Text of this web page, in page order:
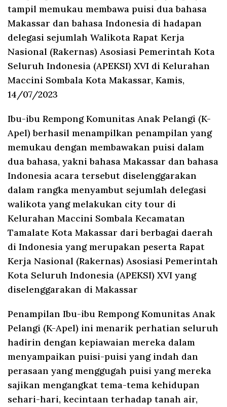
tampil memukau membawa puisi dua bahasa
Makassar dan bahasa Indonesia di hadapan
delegasi sejumlah Walikota Rapat Kerja
Nasional (Rakernas) Asosiasi Pemerintah Kota
Seluruh Indonesia (APEKSI) XVI di Kelurahan
Maccini Sombala Kota Makassar, Kamis,
14/07/2023
Ibu-ibu Rempong Komunitas Anak Pelangi (K-
Apel) berhasil menampilkan penampilan yang
memukau dengan membawakan puisi dalam
dua bahasa, yakni bahasa Makassar dan bahasa
Indonesia acara tersebut diselenggarakan
dalam rangka menyambut sejumlah delegasi
walikota yang melakukan city tour di
Kelurahan Maccini Sombala Kecamatan
Tamalate Kota Makassar dari berbagai daerah
di Indonesia yang merupakan peserta Rapat
Kerja Nasional (Rakernas) Asosiasi Pemerintah
Kota Seluruh Indonesia (APEKSI) XVI yang
diselenggarakan di Makassar
Penampilan Ibu-ibu Rempong Komunitas Anak
Pelangi (K-Apel) ini menarik perhatian seluruh
hadirin dengan kepiawaian mereka dalam
menyampaikan puisi-puisi yang indah dan
perasaan yang menggugah puisi yang mereka
sajikan mengangkat tema-tema kehidupan
sehari-hari, kecintaan terhadap tanah air,